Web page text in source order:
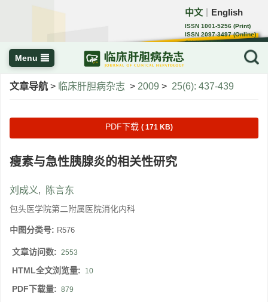
中文 English
ISSN 1001-5256 (Print)
ISSN 2097-3497 (Online)
CN 22-1108/R
Menu
文章导航 > 临床肝胆病杂志 > 2009 > 25(6): 437-439
PDF下载 ( 171 KB)
瘦素与急性胰腺炎的相关性研究
刘成义, 陈言东
包头医学院第二附属医院消化内科
中图分类号: R576
文章访问数: 2553
HTML全文浏览量: 10
PDF下载量: 879